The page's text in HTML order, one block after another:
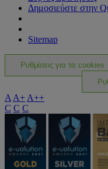
Δημοσιεύστε στην
Sitemap
Ρυθμίσεις για τα cookies
A A+ A++
C C C